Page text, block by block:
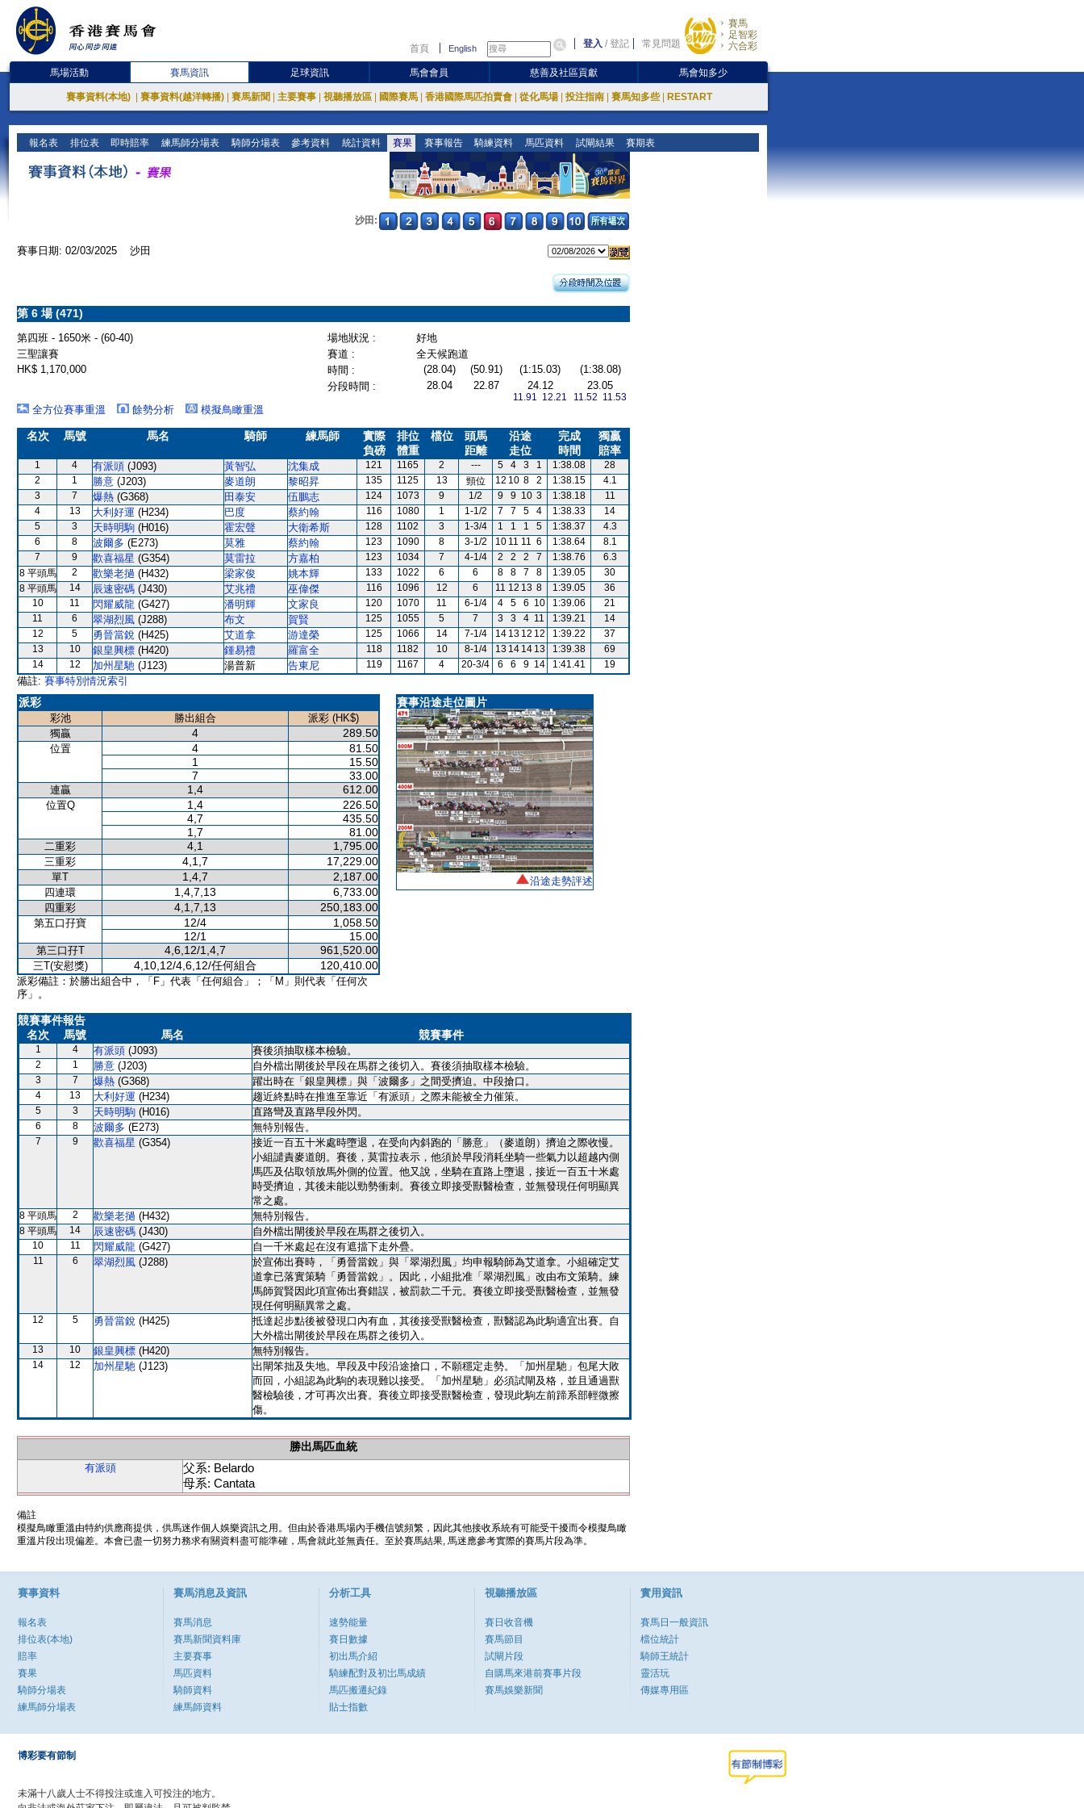
首頁 English 登入 /登記 常見問題
賽馬
足智彩
六合彩
馬場活動 賽馬資訊 足球資訊 馬會會員 慈善及社區貢獻 馬會知多少
賽事資料(本地) 賽事資料(越洋轉播) 賽馬新聞 主要賽事 視聽播放區 國際賽馬 香港國際馬匹拍賣會 從化馬場 投注指南 賽馬知多些 RESTART
報名表 排位表 即時賠率 練馬師分場表 騎師分場表 參考資料 統計資料 賽果 賽事報告 騎練資料 馬匹資料 試閘結果 賽期表
沙田:
賽事日期: 02/03/2025 沙田
第 6 場 (471)
第四班 - 1650米 - (60-40) 場地狀況 :
好地
三聖讓賽
賽道 :
全天候跑道
HK$ 1,170,000
時間 : (28.04) (50.91) (1:15.03)
(1:38.08)
分段時間 :
28.04 22.87 24.12
11.91 12.21
23.05
11.52 11.53
全方位賽事重溫 餘勢分析 模擬鳥瞰重溫
名次 馬號 馬名 騎師 練馬師
實際
負磅
排位
體重
檔位
頭馬
距離
沿途
走位
完成
時間
獨贏
賠率
1 4 有派頭 (J093) 黃智弘 沈集成 121 1165 2 --- 5 4 3 1 1:38.08
28
2
1 勝意 (J203) 麥道朗 黎昭昇 135 1125 13 頸位 12 10 8 2 1:38.15
4.1
3
7 爆熱 (G368) 田泰安 伍鵬志 124 1073 9 1/2 9 9 10 3 1:38.18
11
4
13 大利好運 (H234) 巴度 蔡約翰 116 1080 1 1-1/2 7 7 5 4 1:38.33
14
5
3 天時明駒 (H016) 霍宏聲 大衛希斯 128 1102 3 1-3/4 1 1 1 5 1:38.37
4.3
6
8 波爾多 (E273) 莫雅 蔡約翰 123 1090 8 3-1/2 10 11 11 6 1:38.64
8.1
7
9 歡喜福星 (G354) 莫雷拉 方嘉柏 123 1034 7 4-1/4 2 2 2 7 1:38.76
6.3
8 平頭馬
2 歡樂老撾 (H432) 梁家俊 姚本輝 133 1022 6 6 8 8 7 8 1:39.05
30
8 平頭馬
14 辰速密碼 (J430) 艾兆禮 巫偉傑 116 1096 12 6 11 12 13 8 1:39.05
36
10
11 閃耀威龍 (G427) 潘明輝 文家良 120 1070 11 6-1/4 4 5 6 10 1:39.06
21
11
6 翠湖烈風 (J288) 布文 賀賢 125 1055 5 7 3 3 4 11 1:39.21
14
12
5 勇晉當銳 (H425) 艾道拿 游達榮 125 1066 14 7-1/4 14 13 12 12 1:39.22
37
13
10 銀皇興標 (H420) 鍾易禮 羅富全 118 1182 10 8-1/4 13 14 14 13 1:39.38
69
14
12 加州星馳 (J123) 湯普新 告東尼 119 1167 4 20-3/4 6 6 9 14 1:41.41 19
備註: 賽事特別情況索引
派彩
彩池 勝出組合
派彩 (HK$)
獨贏
4 289.50
位置 4
81.50
1
15.50
7
33.00
連贏 1,4 612.00
位置Q 1,4
226.50
4,7
435.50
1,7
81.00
二重彩 4,1 1,795.00
三重彩 4,1,7 17,229.00
單T 1,4,7 2,187.00
四連環 1,4,7,13 6,733.00
四重彩 4,1,7,13 250,183.00
第五口孖寶 12/4
1,058.50
12/1
15.00
第三口孖T 4,6,12/1,4,7 961,520.00
三T(安慰獎) 4,10,12/4,6,12/任何組合 120,410.00
派彩備註：於勝出組合中，「F」代表「任何組合」；「M」則代表「任何次
序」。
賽事沿途走位圖片
沿途走勢評述
競賽事件報告
名次
馬號 馬名 競賽事件
1 4 有派頭 (J093) 賽後須抽取樣本檢驗。
2 1 勝意 (J203) 自外檔出閘後於早段在馬群之後切入。賽後須抽取樣本檢驗。
3 7 爆熱 (G368) 躍出時在「銀皇興標」與「波爾多」之間受擠迫。中段搶口。
4 13 大利好運 (H234) 趨近終點時在推進至靠近「有派頭」之際未能被全力催策。
5 3 天時明駒 (H016) 直路彎及直路早段外閃。
6 8 波爾多 (E273) 無特別報告。
7 9 歡喜福星 (G354)
接近一百五十米處時墮退，在受向內斜跑的「勝意」（麥道朗）擠迫之際收慢。
小組譴責麥道朗。賽後，莫雷拉表示，他須於早段消耗坐騎一些氣力以超越內側
馬匹及佔取領放馬外側的位置。他又說，坐騎在直路上墮退，接近一百五十米處
時受擠迫，其後未能以勁勢衝刺。賽後立即接受獸醫檢查，並無發現任何明顯異
常之處。
8 平頭馬 2 歡樂老撾 (H432) 無特別報告。
8 平頭馬 14 辰速密碼 (J430) 自外檔出閘後於早段在馬群之後切入。
10 11 閃耀威龍 (G427) 自一千米處起在沒有遮擋下走外疊。
11 6 翠湖烈風 (J288)
於宣佈出賽時，「勇晉當銳」與「翠湖烈風」均申報騎師為艾道拿。小組確定艾
道拿已落實策騎「勇晉當銳」。因此，小組批准「翠湖烈風」改由布文策騎。練
馬師賀賢因此項宣佈出賽錯誤，被罰款二千元。賽後立即接受獸醫檢查，並無發
現任何明顯異常之處。
12 5 勇晉當銳 (H425)
抵達起步點後被發現口內有血，其後接受獸醫檢查，獸醫認為此駒適宜出賽。自
大外檔出閘後於早段在馬群之後切入。
13 10 銀皇興標 (H420) 無特別報告。
14 12 加州星馳 (J123)
出閘笨拙及失地。早段及中段沿途搶口，不願穩定走勢。「加州星馳」包尾大敗
而回，小組認為此駒的表現難以接受。「加州星馳」必須試閘及格，並且通過獸
醫檢驗後，才可再次出賽。賽後立即接受獸醫檢查，發現此駒左前蹄系部輕微擦
傷。
勝出馬匹血統
有派頭
父系: Belardo
母系: Cantata
備註
模擬鳥瞰重溫由特約供應商提供，供馬迷作個人娛樂資訊之用。但由於香港馬場內手機信號頻繁，因此其他接收系統有可能受干擾而令模擬鳥瞰
重溫片段出現偏差。本會已盡一切努力務求有關資料盡可能準確，馬會就此並無責任。至於賽馬結果, 馬迷應參考實際的賽馬片段為準。
賽事資料
報名表
排位表(本地)
賠率
賽果
騎師分場表
練馬師分場表
賽馬消息及資訊
賽馬消息
賽馬新聞資料庫
主要賽事
馬匹資料
騎師資料
練馬師資料
分析工具
速勢能量
賽日數據
初出馬介紹
騎練配對及初岀馬成績
馬匹搬遷紀錄
貼士指數
視聽播放區
賽日收音機
賽馬節目
試閘片段
自購馬來港前賽事片段
賽馬娛樂新聞
實用資訊
賽馬日一般資訊
檔位統計
騎師王統計
靈活玩
傳媒專用區
博彩要有節制
未滿十八歲人士不得投注或進入可投注的地方。